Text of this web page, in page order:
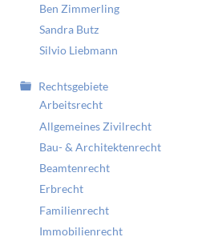
Ben Zimmerling
Sandra Butz
Silvio Liebmann
Rechtsgebiete
Arbeitsrecht
Allgemeines Zivilrecht
Bau- & Architektenrecht
Beamtenrecht
Erbrecht
Familienrecht
Immobilienrecht